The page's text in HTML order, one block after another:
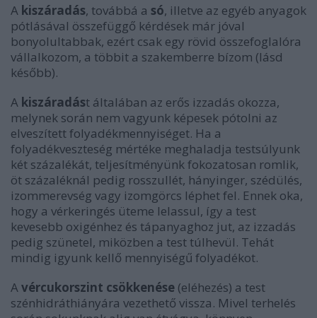
A kiszáradás, továbbá a só, illetve az egyéb anyagok
pótlásával összefüggő kérdések már jóval
bonyolultabbak, ezért csak egy rövid összefoglalóra
vállalkozom, a többit a szakemberre bízom (lásd
később).
A kiszáradást általában az erős izzadás okozza,
melynek során nem vagyunk képesek pótolni az
elveszített folyadékmennyiséget. Ha a
folyadékveszteség mértéke meghaladja testsúlyunk
két százalékát, teljesítményünk fokozatosan romlik,
öt százaléknál pedig rosszullét, hányinger, szédülés,
izommerevség vagy izomgörcs léphet fel. Ennek oka,
hogy a vérkeringés üteme lelassul, így a test
kevesebb oxigénhez és tápanyaghoz jut, az izzadás
pedig szünetel, miközben a test túlhevül. Tehát
mindig igyunk kellő mennyiségű folyadékot.
A vércukorszint csökkenése (eléhezés) a test
szénhidráthiányára vezethető vissza. Mivel terhelés